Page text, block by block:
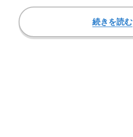
頃、不明朗…
続きを読む